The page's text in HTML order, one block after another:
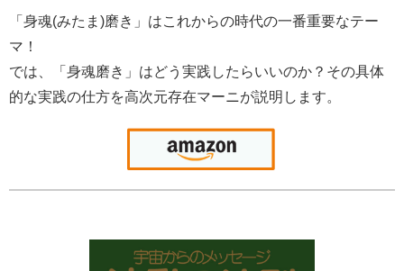
「身魂(みたま)磨き」はこれからの時代の一番重要なテー
マ！
では、「身魂磨き」はどう実践したらいいのか？その具体
的な実践の仕方を高次元存在マーニが説明します。